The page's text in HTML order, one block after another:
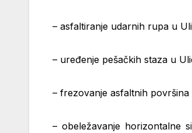
– asfaltiranje udarnih rupa u
– uređenje pešačkih staza u
– frezovanje asfaltnih
– obeležavanje horizontalne